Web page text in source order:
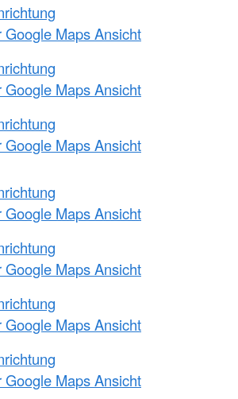
Google Maps Ansicht
Google Maps Ansicht
Google Maps Ansicht
Google Maps Ansicht
Google Maps Ansicht
Google Maps Ansicht
Google Maps Ansicht